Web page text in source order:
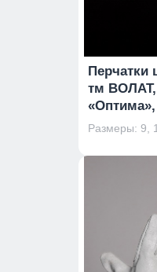
Перчатки
тм
«Оптима»,
Размеры: 9,